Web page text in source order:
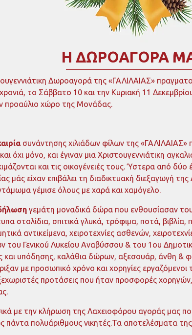
Η ΔΩΡΟΑΓΟΡΑ
Δωροαγορά της «ΓΑΛΙΛΑΙΑΣ»
το Σάββατο 10 και την Κυριακή 11
προαύλιο χώρο της Μονάδας.
συνάντησης χιλιάδων φίλων της
όχι μόνο, και έγιναν μια Χριστουγεννιάτικη
και τις οικογένειές τους. Ύστερα από
μάς είχαν επιβάλει τη διαδικτυακή διεξαγωγή
γέμισε όλους με χαρά και χαμόγελο.
γεμάτη μοναδικά δώρα που ενθουσίασαν
στολίδια, σπιτικά γλυκά, τρόφιμα, ποτά, βιβλία,
αντικείμενα, χειροτεχνίες ασθενών,
του Γενικού Λυκείου Αναβύσσου & του 1 ου
και υπόδησης, καλάθια δώρων, αξεσουάρ, άνθη &
με προσωπικό χρόνο και χορηγίες εργαζόμενοι
προτάσεις που ήταν προσφορές
με την κλήρωση της Λαχειοφόρου αγοράς μας
πάντα πολυάριθμους νικητές.Τα αποτελέσματα